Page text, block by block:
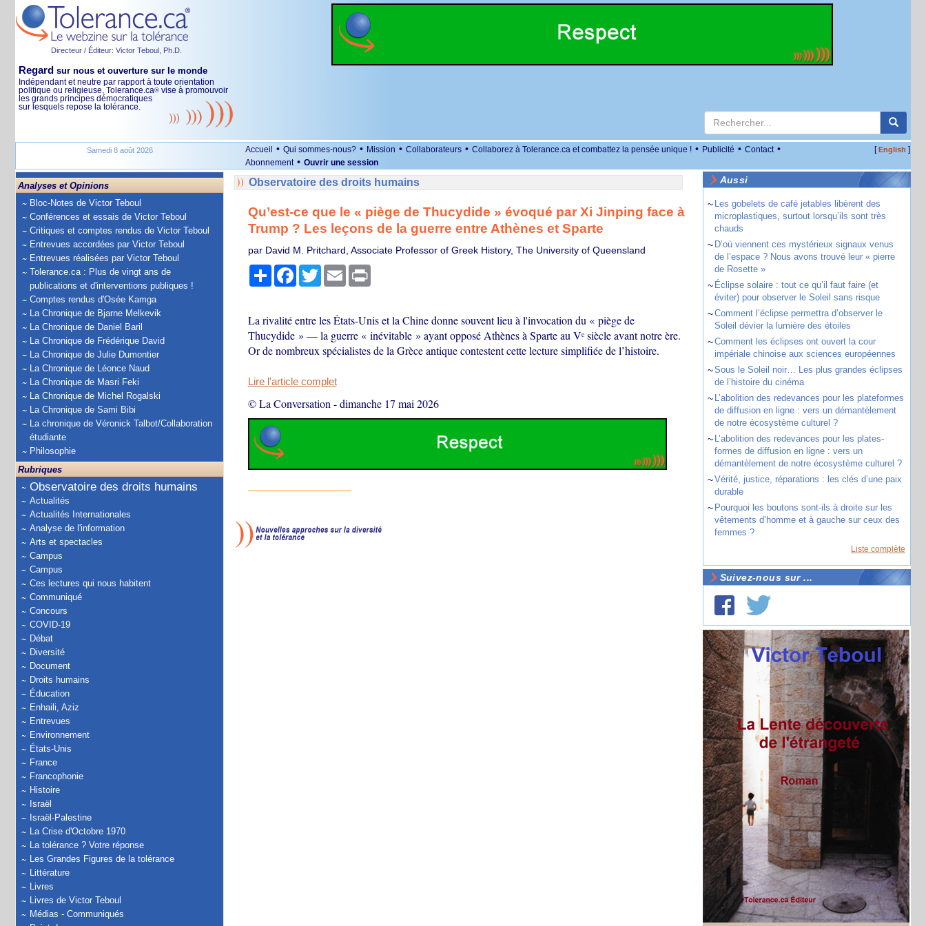
Directeur / Éditeur: Victor Teboul, Ph.D.
Regard sur nous et ouverture sur le monde
Indépendant et neutre par rapport à toute orientation
politique ou religieuse, Tolerance.ca® vise à promouvoir
les grands principes démocratiques
sur lesquels repose la tolérance.
Samedi 8 août 2026 Accueil • Qui sommes-nous? • Mission • Collaborateurs • Collaborez à Tolerance.ca et combattez la pensée unique ! • Publicité • Contact •
Abonnement • Ouvrir une session
[English ]
Analyses et Opinions
Bloc-Notes de Victor Teboul
Conférences et essais de Victor Teboul
Critiques et comptes rendus de Victor Teboul
Entrevues accordées par Victor Teboul
Entrevues réalisées par Victor Teboul
Tolerance.ca : Plus de vingt ans de
publications et d'interventions publiques !
Comptes rendus d'Osée Kamga
La Chronique de Bjarne Melkevik
La Chronique de Daniel Baril
La Chronique de Frédérique David
La Chronique de Julie Dumontier
La Chronique de Léonce Naud
La Chronique de Masri Feki
La Chronique de Michel Rogalski
La Chronique de Sami Bibi
La chronique de Véronick Talbot/Collaboration
étudiante
Philosophie
Rubriques
Observatoire des droits humains
Actualités
Actualités Internationales
Analyse de l'information
Arts et spectacles
Campus
Campus
Ces lectures qui nous habitent
Communiqué
Concours
COVID-19
Débat
Diversité
Document
Droits humains
Éducation
Enhaili, Aziz
Entrevues
Environnement
États-Unis
France
Francophonie
Histoire
Israël
Israël-Palestine
La Crise d'Octobre 1970
La tolérance ? Votre réponse
Les Grandes Figures de la tolérance
Littérature
Livres
Livres de Victor Teboul
Médias - Communiqués
Observatoire des droits humains
Qu’est-ce que le « piège de Thucydide » évoqué par Xi Jinping face à
Trump ? Les leçons de la guerre entre Athènes et Sparte
par David M. Pritchard, Associate Professor of Greek History, The University of Queensland
PartagerFacebook
TwitterEmail Print
La rivalité entre les États-Unis et la Chine donne souvent lieu à l'invocation du « piège de
Thucydide » — la guerre « inévitable » ayant opposé Athènes à Sparte au Vᵉ siècle avant notre ère.
Or de nombreux spécialistes de la Grèce antique contestent cette lecture simplifiée de l’histoire.
Lire l'article complet
© La Conversation -dimanche 17 mai 2026
Aussi
~ Les gobelets de café jetables libèrent des
microplastiques, surtout lorsqu’ils sont très
chauds
~ D’où viennent ces mystérieux signaux venus
de l’espace ? Nous avons trouvé leur « pierre
de Rosette »
~ Éclipse solaire : tout ce qu’il faut faire (et
éviter) pour observer le Soleil sans risque
~Comment l’éclipse permettra d’observer le
Soleil dévier la lumière des étoiles
~Comment les éclipses ont ouvert la cour
impériale chinoise aux sciences européennes
~Sous le Soleil noir… Les plus grandes éclipses
de l’histoire du cinéma
~ L’abolition des redevances pour les plateformes
de diffusion en ligne : vers un démantèlement
de notre écosystème culturel ?
~ L’abolition des redevances pour les plates-
formes de diffusion en ligne : vers un
démantèlement de notre écosystème culturel ?
~Vérité, justice, réparations : les clés d’une paix
durable
~ Pourquoi les boutons sont-ils à droite sur les
vêtements d’homme et à gauche sur ceux des
femmes ?
Liste complète
Suivez-nous sur ...